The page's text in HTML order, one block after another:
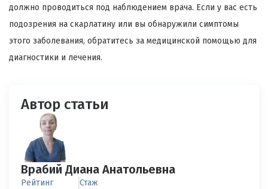
должно проводиться под наблюдением врача. Если у вас есть
подозрения на скарлатину или вы обнаружили симптомы
этого заболевания, обратитесь за медицинской помощью для
диагностики и лечения.
Автор статьи
Врабий Диана Анатольевна
Рейтинг Стаж